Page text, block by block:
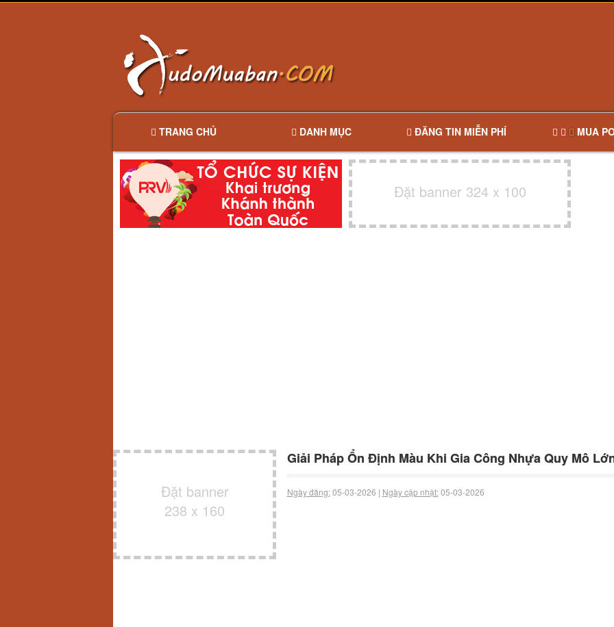
TRANG CHỦ DANH MỤC ĐĂNG TIN MIỄN PHÍ MUA
Đặt banner 324 x 100
Đặt banner
238 x 160
Giải Pháp Ổn Định Màu Khi Gia Công Nhựa Quy Mô
Ngày đăng:05-03-2026 | Ngày cập nhật:05-03-2026